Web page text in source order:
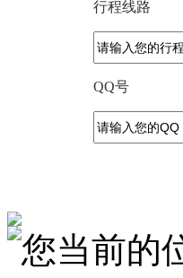
行程线路
QQ号
您当前的